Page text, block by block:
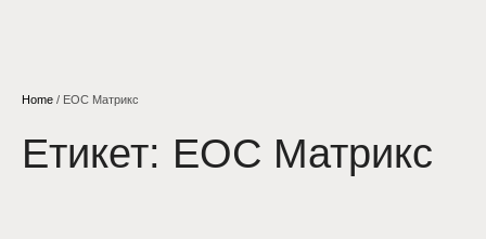
Home / ЕОС Матрикс
Етикет: ЕОС Матрикс